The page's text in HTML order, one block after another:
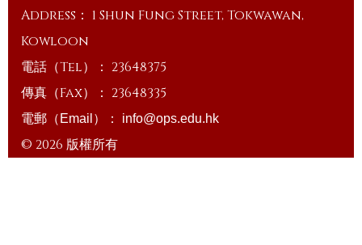
Address： 1 Shun Fung Street, Tokwawan,
Kowloon
電話（Tel）： 23648375
傳真（Fax）： 23648335
電郵（Email）： info@ops.edu.hk
© 2026 版權所有